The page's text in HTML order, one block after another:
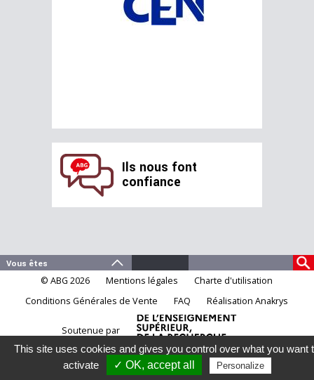
Ils nous font
confiance
© ABG 2026 Mentions légales
Charte d'utilisation
Conditions Générales de Vente
FAQ Réalisation Anakrys
Soutenue par
This site uses cookies and gives you control over what you want
activate
✓ OK, accept all Personalize